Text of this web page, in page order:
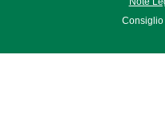
Consiglio